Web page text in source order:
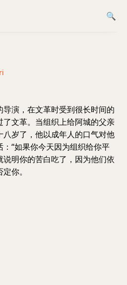
导演，在文革时受到很长时间的
了文革。当组织上给阿城的父亲
八岁了，他以成年人的口气对他
“如果你今天因为组织给你平
说明你的苦白吃了，因为他们依
你。